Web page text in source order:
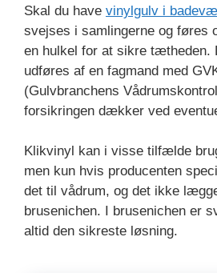
Skal du have vinylgulv i
svejses i samlingerne og føres
en hulkel for at sikre tætheden.
udføres af en fagmand med
(Gulvbranchens
forsikringen dækker ved
Klikvinyl kan i visse tilfælde
men kun hvis producenten
det til vådrum, og det ikke
brusenichen. I brusenichen er
altid den sikreste løsning.